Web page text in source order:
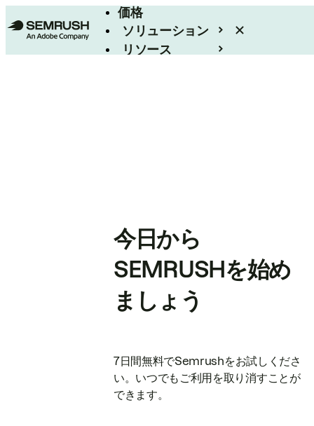
価格
ソリューション
リソース
今日から
SEMRUSHを始め
ましょう
7日間無料でSemrushをお試しくださ
い。いつでもご利用を取り消すことが
できます。